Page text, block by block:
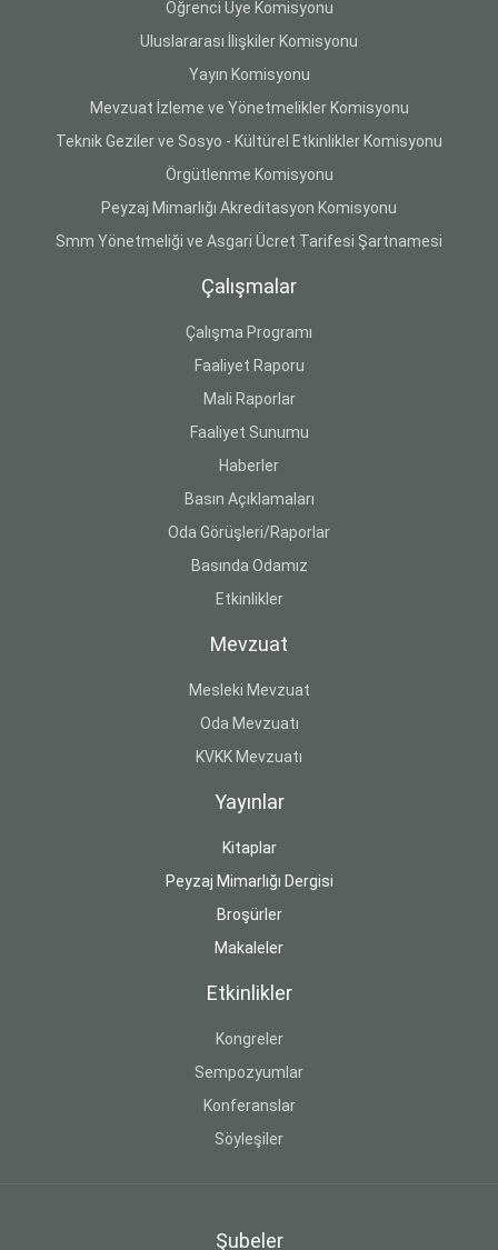
Öğrenci Üye Komisyonu
Uluslararası İlişkiler Komisyonu
Yayın Komisyonu
Mevzuat İzleme ve Yönetmelikler Komisyonu
Teknik Geziler ve Sosyo - Kültürel Etkinlikler Komisyonu
Örgütlenme Komisyonu
Peyzaj Mimarlığı Akreditasyon Komisyonu
Smm Yönetmeliği ve Asgari Ücret Tarifesi Şartnamesi
Çalışmalar
Çalışma Programı
Faaliyet Raporu
Mali Raporlar
Faaliyet Sunumu
Haberler
Basın Açıklamaları
Oda Görüşleri/Raporlar
Basında Odamız
Etkinlikler
Mevzuat
Mesleki Mevzuat
Oda Mevzuatı
KVKK Mevzuatı
Yayınlar
Kitaplar
Peyzaj Mimarlığı Dergisi
Broşürler
Makaleler
Etkinlikler
Kongreler
Sempozyumlar
Konferanslar
Söyleşiler
Şubeler